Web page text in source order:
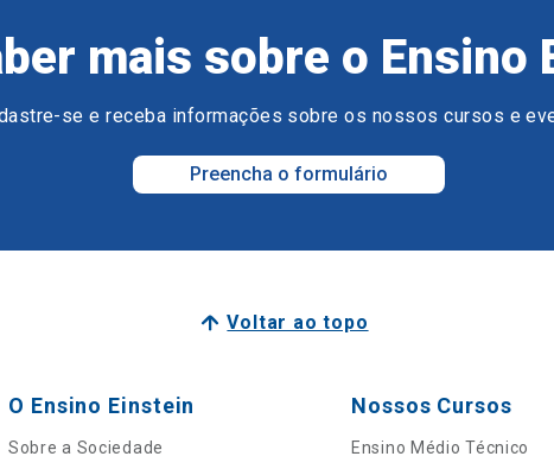
mais sobre o Ensino
se e receba informações sobre os nossos cursos e
Preencha o formulário
Voltar ao topo
O Ensino Einstein
Sobre a Sociedade
Nossos Cursos
Ensino Médio Técnico